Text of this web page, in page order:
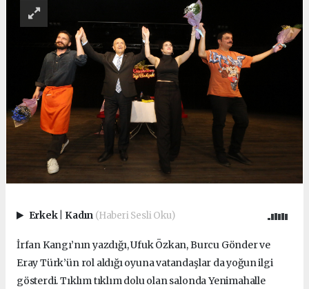
Erkek Kadın (Haberi Sesli Oku)
İrfan Kangı’nın yazdığı, Ufuk Özkan, Burcu Gönder ve
Eray Türk’ün rol aldığı oyuna vatandaşlar da yoğun ilgi
gösterdi. Tıklım tıklım dolu olan salonda Yenimahalle